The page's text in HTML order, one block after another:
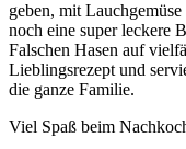
geben, mit
noch eine super leckere
Falschen Hasen auf
Lieblingsrezept und
die ganze Familie.
Viel Spaß beim